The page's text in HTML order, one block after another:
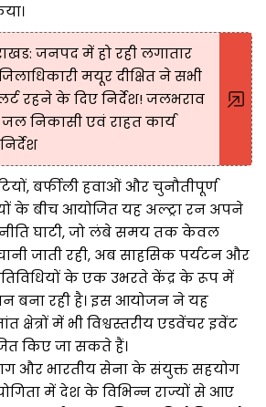
जनपद में हो रही लगातार
मयूर दीक्षित ने सभी
रहने के दिए निर्देश! जलभराव
जल निकासी एवं राहत कार्य
बर्फीली हवाओं और चुनौतीपूर्ण
के बीच आयोजित यह अल्ट्रा रन अपने
नीति घाटी, जो लंबे समय तक केवल
जाती रही, अब साहसिक पर्यटन और
के एक उभरते केंद्र के रूप में
बना रही है। इस आयोजन ने यह
क्षेत्रों में भी विश्वस्तरीय एडवेंचर इवेंट
किए जा सकते हैं।
और भारतीय सेना के संयुक्त सहयोग
में देश के विभिन्न राज्यों से आए